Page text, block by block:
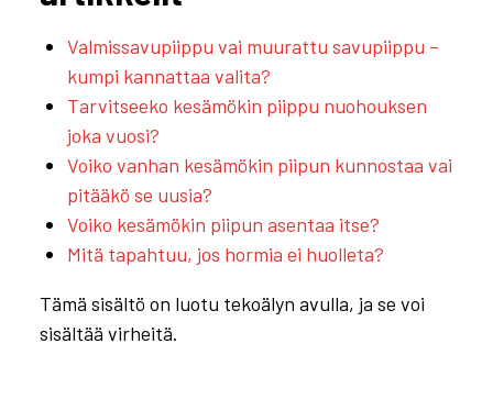
Valmissavupiippu vai muurattu savupiippu –
kumpi kannattaa valita?
Tarvitseeko kesämökin piippu nuohouksen
joka vuosi?
Voiko vanhan kesämökin piipun kunnostaa vai
pitääkö se uusia?
Voiko kesämökin piipun asentaa itse?
Mitä tapahtuu, jos hormia ei huolleta?
Tämä sisältö on luotu tekoälyn avulla, ja se voi
sisältää virheitä.